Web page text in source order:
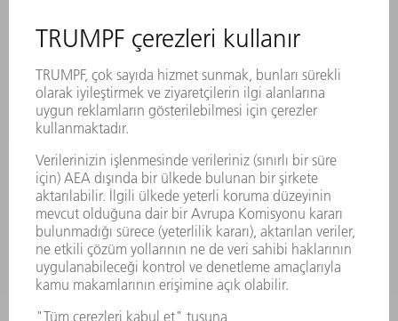
MAKINALAR VE SISTEMLER
LAZER
ELEKTRIKLI ALETLER
SMART FACTORY
YAZILIM
SERVISLER
UYGULAMALAR
SEKTÖRLER
ŞIRKET
KARIYER
SUNULAN POZISYONLAR
ŞIRKET PROFILI
YÖNETIM
FAALIYET RAPORU
ŞIRKET PRENSIPLERI
MEVZUATLARA UYUM